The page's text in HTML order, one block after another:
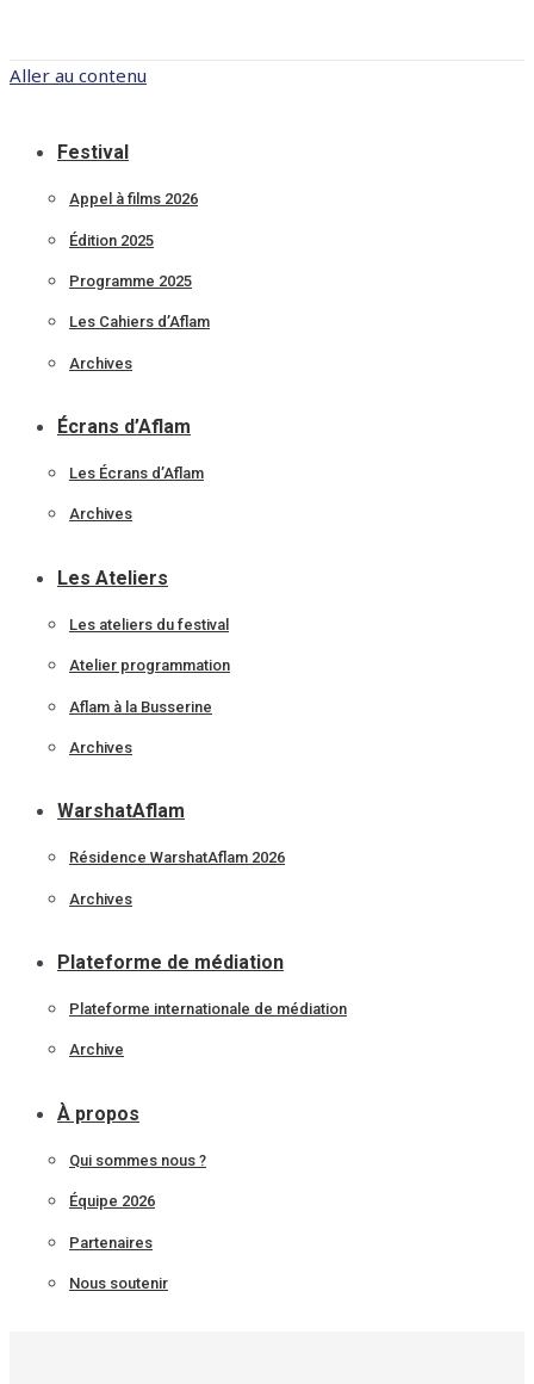
Aller au contenu
Festival
Appel à films 2026
Édition 2025
Programme 2025
Les Cahiers d’Aflam
Archives
Écrans d’Aflam
Les Écrans d’Aflam
Archives
Les Ateliers
Les ateliers du festival
Atelier programmation
Aflam à la Busserine
Archives
WarshatAflam
Résidence WarshatAflam 2026
Archives
Plateforme de médiation
Plateforme internationale de médiation
Archive
À propos
Qui sommes nous ?
Équipe 2026
Partenaires
Nous soutenir